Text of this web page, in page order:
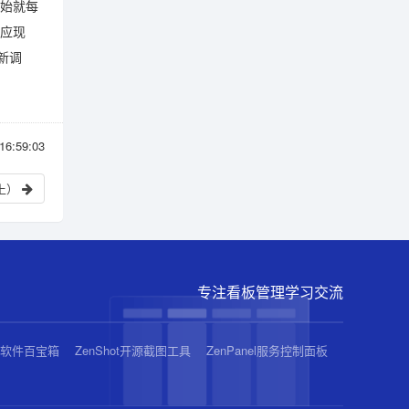
就每
现
调
专注看板管理学习交流
件百宝箱 ZenShot开源截图工具 ZenPanel服务控制面板